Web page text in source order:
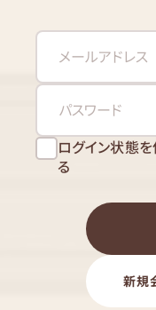
ログイン状態
る
新規